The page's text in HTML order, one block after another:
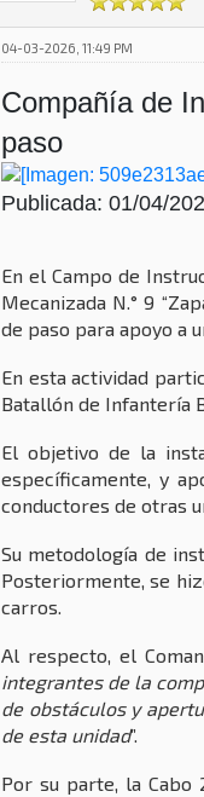
04-03-2026, 11:49 PM
Compañía de
paso
Publicada: 01/04/
En el Campo de
Mecanizada N.° 9
de paso para apoyo a
En esta actividad
Batallón de Infantería
El objetivo de la
específicamente, y
conductores de otras
Su metodología de
Posteriormente, se
carros.
Al respecto, el
integrantes de la
de obstáculos y
de esta unidad”.
Por su parte, la Cabo